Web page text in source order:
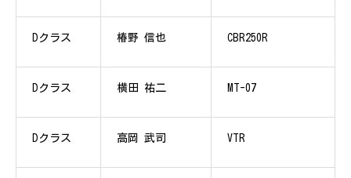
Dクラス 椿野 信也 CBR250R
Dクラス 横田 祐二 MT-07
Dクラス 高岡 武司 VTR